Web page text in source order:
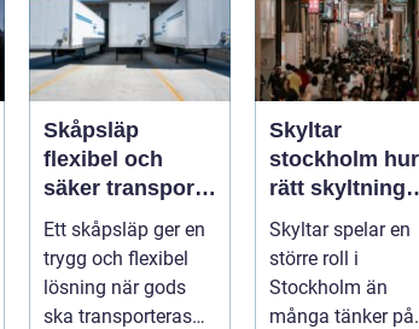
Skåpsläp
flexibel och
säker transport
för företag och
privatpersoner
Ett skåpsläp ger en
trygg och flexibel
lösning när gods
ska transporteras
Skyltar
stockholm hur
rätt skyltning
stärker
varumärket i
stadsmiljön
Skyltar spelar en
större roll i
Stockholm än
många tänker på.